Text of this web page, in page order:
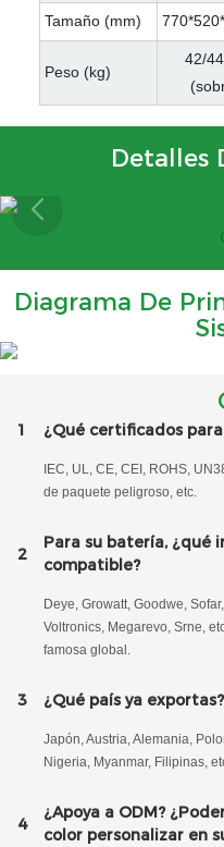
Tamaño (mm)
Peso (kg)
42/
Detalles
Diagrama De
1 ¿Qué certificados
IEC, UL, CE, CEI, ROHS,
de paquete peligroso, etc.
2
Para su batería, ¿qué
compatible?
Deye, Growatt, Goodwe,
Voltronics, Megarevo, Srne,
famosa global.
3 ¿Qué país ya exportas?
Japón, Austria, Alemania,
Nigeria, Myanmar, Filipinas,
4
¿Apoya a ODM?
color personalizar en